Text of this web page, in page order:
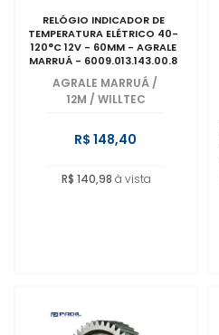
RELÓGIO INDICADOR DE
TEMPERATURA ELÉTRICO 40-
120°C 12V - 60MM - AGRALE
MARRUÁ - 6009.013.143.00.8
AGRALE MARRUÁ /
12M / WILLTEC
R$ 148,40
R$ 140,98 à vista